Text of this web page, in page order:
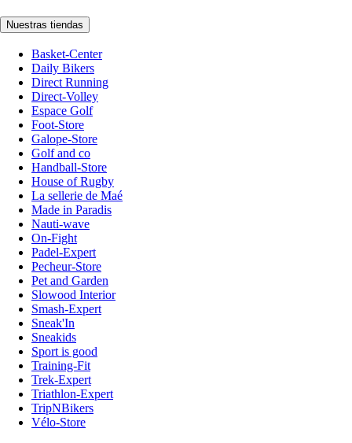
Nuestras tiendas
Basket-Center
Daily Bikers
Direct Running
Direct-Volley
Espace Golf
Foot-Store
Galope-Store
Golf and co
Handball-Store
House of Rugby
La sellerie de Maé
Made in Paradis
Nauti-wave
On-Fight
Padel-Expert
Pecheur-Store
Pet and Garden
Slowood Interior
Smash-Expert
Sneak'In
Sneakids
Sport is good
Training-Fit
Trek-Expert
Triathlon-Expert
TripNBikers
Vélo-Store